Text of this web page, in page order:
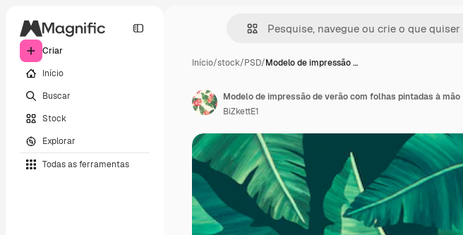
Criar
Início
Buscar
Stock
Explorar
Todas as ferramentas
Início/stock/PSD/Modelo de impressão …
Modelo de impressão de verão com folhas pintadas à mão
BiZkettE1